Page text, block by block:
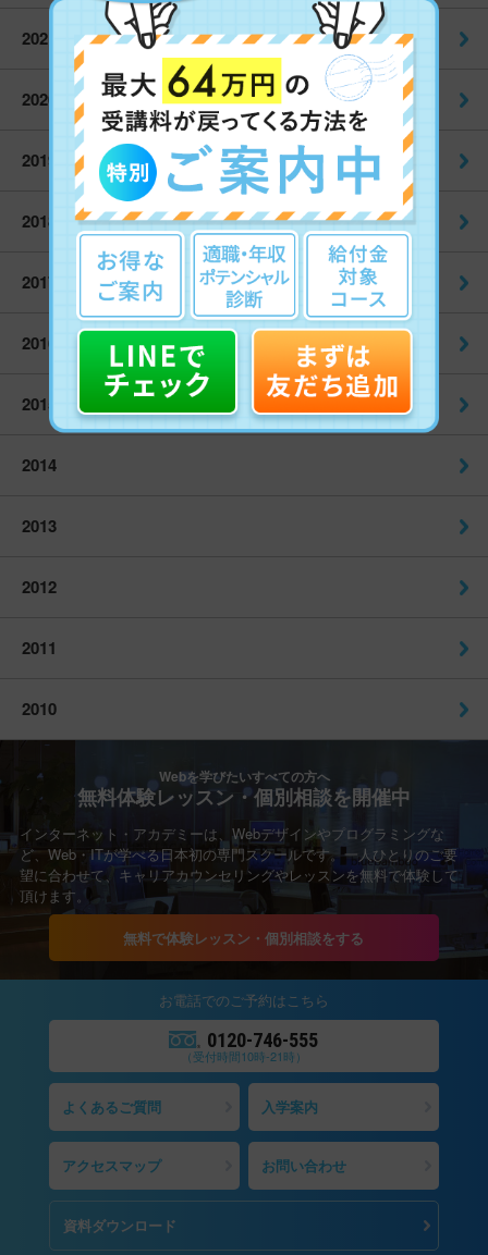
2021
2020
2019
2018
2017
2016
2015
2014
2013
2012
2011
2010
Webを学びたいすべての方へ
無料体験レッスン・個別相談を開催中
インターネット・アカデミーは、Webデザインやプログラミングな
ど、Web・ITが学べる日本初の専門スクールです。一人ひとりのご要
望に合わせて、キャリアカウンセリングやレッスンを無料で体験して
頂けます。
無料で体験レッスン・個別相談をする
お電話でのご予約はこちら
0120-746-555
（受付時間10時-21時）
よくあるご質問 入学案内
アクセスマップ お問い合わせ
資料ダウンロード